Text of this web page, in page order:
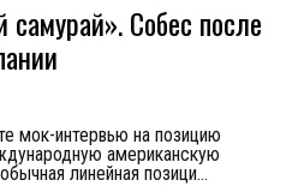
Собес после
мок-интервью на позицию
американскую
линейная позици...